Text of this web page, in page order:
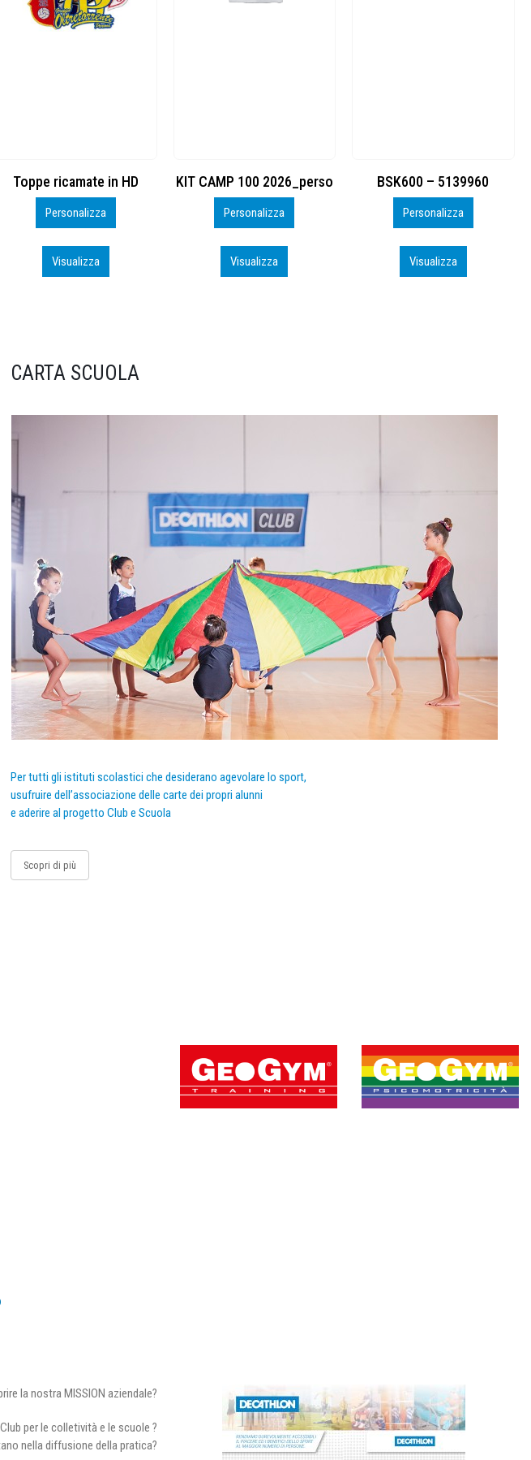
KIT CAMP 100 2026_perso
Personalizza
Visualizza
BSK600 – 5139960
Personalizza
Visualizza
DTF
Personalizza
Visualizza
CARTA SCUOLA
Per tutti gli istituti scolastici che desiderano agevolare lo sport,
usufruire dell’associazione delle carte dei propri alunni
e aderire al progetto Club e Scuola
Scopri di più
la nostra MISSION aziendale?
per le colletività e le scuole ?
nella diffusione della pratica?